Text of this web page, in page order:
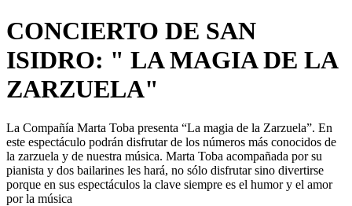
CONCIERTO DE SAN
ISIDRO: " LA MAGIA DE LA
ZARZUELA"
La Compañía Marta Toba presenta “La magia de la Zarzuela”. En
este espectáculo podrán disfrutar de los números más conocidos de
la zarzuela y de nuestra música. Marta Toba acompañada por su
pianista y dos bailarines les hará, no sólo disfrutar sino divertirse
porque en sus espectáculos la clave siempre es el humor y el amor
por la música